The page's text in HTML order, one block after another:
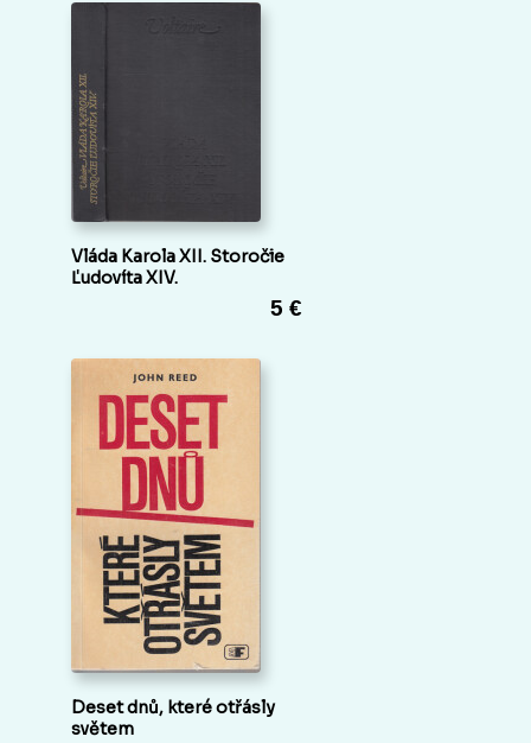
Vláda Karola XII. Storočie
Ľudovíta XIV.
5 €
Deset dnů, které otřásly
světem